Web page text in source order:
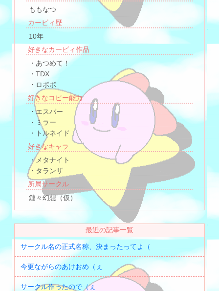
ももなつ
カービィ歴
10年
好きなカービィ作品
・あつめて！
・TDX
・ロボボ
好きなコピー能力
・エスパー
・ミラー
・トルネイド
好きなキャラ
・メタナイト
・タランザ
所属サークル
鏈々幻想（仮）
最近の記事一覧
サークル名の正式名称、決まったってよ（
今更ながらのあけおめ（ぇ
サークル作ったので（ぇ